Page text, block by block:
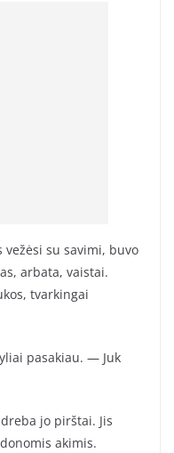
su savimi, buvo
arbata, vaistai.
tvarkingai
pasakiau. — Juk
jo pirštai. Jis
akimis.